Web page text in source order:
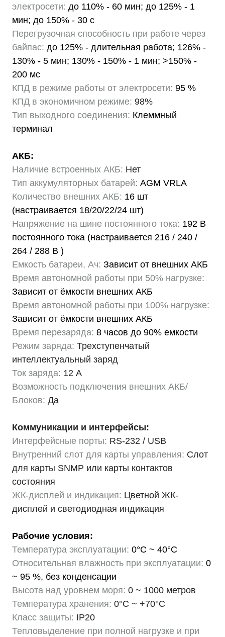
электросети: до 110% - 60 мин; до 125% - 1
мин; до 150% - 30 с
Перегрузочная способность при работе через
байпас: до 125% - длительная работа; 126% -
130% - 5 мин; 130% - 150% - 1 мин; >150% -
200 мс
КПД в режиме работы от электросети: 95 %
КПД в экономичном режиме: 98%
Тип выходного соединения: Клеммный
терминал
АКБ:
Наличие встроенных АКБ: Нет
Тип аккумуляторных батарей: AGM VRLA
Количество внешних АКБ: 16 шт
(настраивается 18/20/22/24 шт)
Напряжение на шине постоянного тока: 192 В
постоянного тока (настраивается 216 / 240 /
264 / 288 В )
Емкость батареи, Ач: Зависит от внешних АКБ
Время автономной работы при 50% нагрузке:
Зависит от ёмкости внешних АКБ
Время автономной работы при 100% нагрузке:
Зависит от ёмкости внешних АКБ
Время перезаряда: 8 часов до 90% емкости
Режим заряда: Трехступенчатый
интеллектуальный заряд
Ток заряда: 12 А
Возможность подключения внешних АКБ/
Блоков: Да
Коммуникации и интерфейсы:
Интерфейсные порты: RS-232 / USB
Внутренний слот для карты управления: Слот
для карты SNMP или карты контактов
состояния
ЖК-дисплей и индикация: Цветной ЖК-
дисплей и светодиодная индикация
Рабочие условия:
Температура эксплуатации: 0°C ~ 40°C
Относительная влажность при эксплуатации: 0
~ 95 %, без конденсации
Высота над уровнем моря: 0 ~ 1000 метров
Температура хранения: 0°C ~ +70°C
Класс защиты: IP20
Тепловыделение при полной нагрузке и при